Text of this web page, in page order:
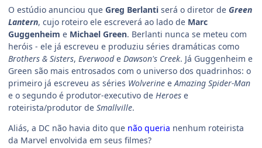
O estúdio anunciou que Greg Berlanti será o diretor de Green
Lantern, cujo roteiro ele escreverá ao lado de Marc
Guggenheim e Michael Green. Berlanti nunca se meteu com
heróis - ele já escreveu e produziu séries dramáticas como
Brothers & Sisters, Everwoode Dawson's Creek. Já Guggenheim e
Green são mais entrosados com o universo dos quadrinhos: o
primeiro já escreveu as séries Wolverine e Amazing Spider-Man
e o segundo é produtor-executivo de Heroes e
roteirista/produtor de Smallville.
Aliás, a DC não havia dito que não queria nenhum roteirista
da Marvel envolvida em seus filmes?